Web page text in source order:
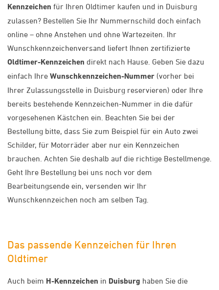
Kennzeichen für Ihren Oldtimer kaufen und in Duisburg
zulassen? Bestellen Sie Ihr Nummernschild doch einfach
online – ohne Anstehen und ohne Wartezeiten. Ihr
Wunschkennzeichenversand liefert Ihnen zertifizierte
Oldtimer-Kennzeichen direkt nach Hause. Geben Sie dazu
einfach Ihre Wunschkennzeichen-Nummer (vorher bei
Ihrer Zulassungsstelle in Duisburg reservieren) oder Ihre
bereits bestehende Kennzeichen-Nummer in die dafür
vorgesehenen Kästchen ein. Beachten Sie bei der
Bestellung bitte, dass Sie zum Beispiel für ein Auto zwei
Schilder, für Motorräder aber nur ein Kennzeichen
brauchen. Achten Sie deshalb auf die richtige Bestellmenge.
Geht Ihre Bestellung bei uns noch vor dem
Bearbeitungsende ein, versenden wir Ihr
Wunschkennzeichen noch am selben Tag.
Das passende Kennzeichen für Ihren
Oldtimer
Auch beim H-Kennzeichen in Duisburg haben Sie die